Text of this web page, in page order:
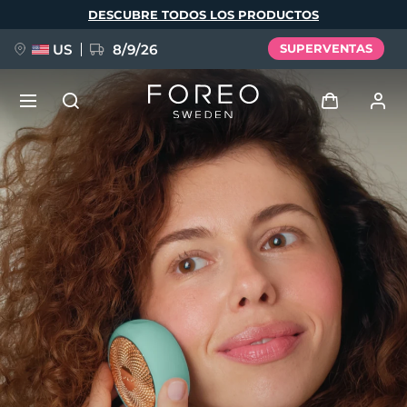
DESCUBRE TODOS LOS PRODUCTOS
US 8/9/26 SUPERVENTAS
Iniciar sesión
Perfil de usuario
Mis dispositivos
Mis pedidos
Mis direcciones
Mis suscripciones
NUEVO
FAQ™ Pure Beauty-Tech Elixir
BREAKING NEWS
issa™ Teeth Whitening Set
Idioma
English Deutsch
Español
Français
Italiano
Português
Polski
Svenska
Русский
Türkçe
简体中文 繁體中文